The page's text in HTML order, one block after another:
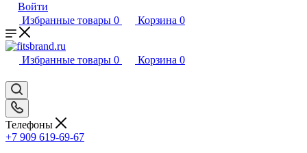
Войти
Избранные товары 0 Корзина 0
Избранные товары 0 Корзина 0
Телефоны
+7 909 619-69-67